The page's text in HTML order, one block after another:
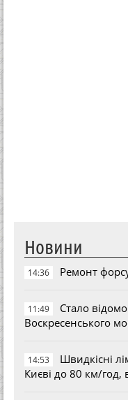
Новини
14:36 Ремонт
11:49
Стало
Воскресенського
14:53
Швидкісні
Києві до 80 км/год,